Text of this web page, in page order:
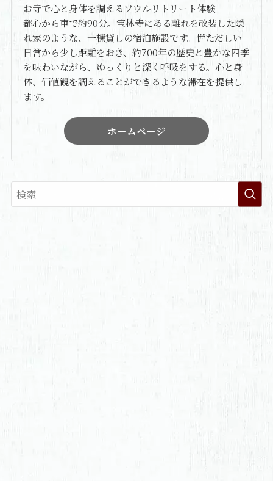
お寺で心と身体を調えるソウルリトリート体験
都心から車で約90分。宝林寺にある離れを改装した隠
れ家のような、一棟貸しの宿泊施設です。慌ただしい
日常から少し距離をおき、約700年の歴史と豊かな四季
を味わいながら、ゆっくりと深く呼吸をする。心と身
体、価値観を調えることができるような滞在を提供し
ます。
ホームページ